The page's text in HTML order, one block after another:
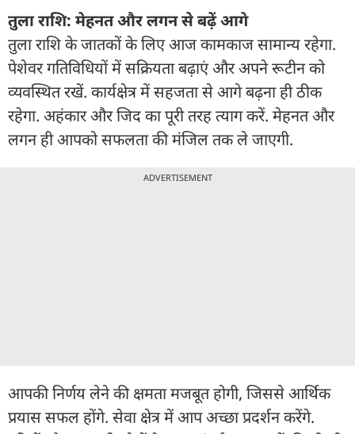
तुला राशि: मेहनत और लगन से बढ़ें आगे
तुला राशि के जातकों के लिए आज कामकाज सामान्य रहेगा.
पेशेवर गतिविधियों में सक्रियता बढ़ाएं और अपने रूटीन को
व्यवस्थित रखें. कार्यक्षेत्र में सहजता से आगे बढ़ना ही ठीक
रहेगा. अहंकार और जिद का पूरी तरह त्याग करें. मेहनत और
लगन ही आपको सफलता की मंजिल तक ले जाएगी.
ADVERTISEMENT
आपकी निर्णय लेने की क्षमता मजबूत होगी, जिससे आर्थिक
प्रयास सफल होंगे. सेवा क्षेत्र में आप अच्छा प्रदर्शन करेंगे.